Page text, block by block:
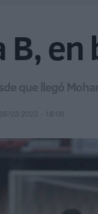
B,
que llegó
06/03/2023 - 18:06